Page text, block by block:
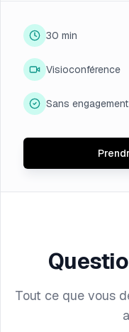
30 min
Visioconférence
Sans engagement
Tout ce que vous